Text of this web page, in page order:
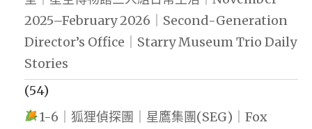
2025–February 2026｜Second-Generation
Director’s Office｜Starry Museum Trio Daily
Stories
(54)
1-6｜狐狸偵探團｜星鷹集團(SEG)｜Fox